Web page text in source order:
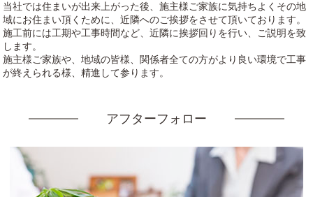
当社では住まいが出来上がった後、施主様ご家族に気持ちよくその地
域にお住まい頂くために、近隣へのご挨拶をさせて頂いております。
施工前には工期や工事時間など、近隣に挨拶回りを行い、ご説明を致
します。
施主様ご家族や、地域の皆様、関係者全ての方がより良い環境で工事
が終えられる様、精進して参ります。
アフターフォロー